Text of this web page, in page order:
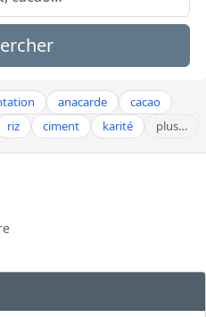
anacarde
cacao
riz ciment karité plus…